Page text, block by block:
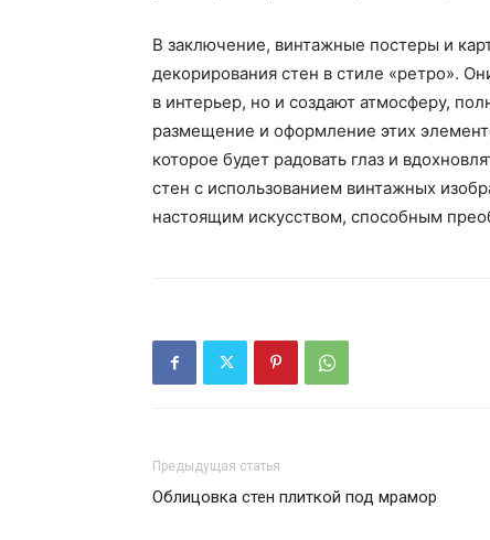
В заключение, винтажные постеры и
декорирования стен в стиле «ретро».
в интерьер, но и создают атмосферу,
размещение и оформление этих
которое будет радовать глаз и
стен с использованием винтажных
настоящим искусством, способным
Предыдущая статья
Облицовка стен плиткой под мрамор